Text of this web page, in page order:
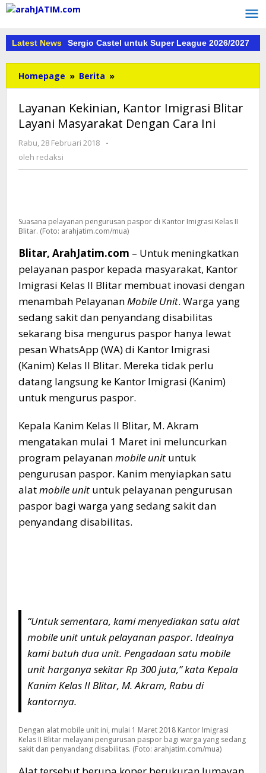
Lewati
konten
Latest News
Tangan Sergio Castel untuk Super League 2026/2027 Haru
Homepage » Berita »
Kekinian,
Imigrasi
Blitar
Layanan Kekinian, Kantor Imigrasi Blitar
Layani Masyarakat Dengan Cara Ini
Rabu, 28 Februari 2018
oleh
-
oleh redaksi
Suasana pelayanan pengurusan paspor di Kantor Imigrasi Kelas II
Blitar. (Foto: arahjatim.com/mua)
Blitar, ArahJatim.com – Untuk meningkatkan
pelayanan paspor kepada masyarakat, Kantor
Imigrasi Kelas II Blitar membuat inovasi dengan
menambah PelayananMobile Unit. Warga yang
sedang sakit dan penyandang disabilitas
sekarang bisa mengurus paspor hanya lewat
pesan WhatsApp (WA) di Kantor Imigrasi
(Kanim) Kelas II Blitar. Mereka tidak perlu
datang langsung ke Kantor Imigrasi (Kanim)
untuk mengurus paspor.
Kepala Kanim Kelas II Blitar, M. Akram
mengatakan mulai 1 Maret ini meluncurkan
program pelayananmobile unit untuk
pengurusan paspor. Kanim menyiapkan satu
alatmobile unit untuk pelayanan pengurusan
paspor bagi warga yang sedang sakit dan
penyandang disabilitas.
“Untuk sementara, kami menyediakan satu alat
mobile unit untuk pelayanan paspor. Idealnya
kami butuh dua unit. Pengadaan satumobile
unitharganya sekitar Rp 300 juta,” kata Kepala
Kanim Kelas II Blitar, M. Akram, Rabu di
kantornya.
Dengan alat mobile unit ini, mulai 1 Maret 2018 Kantor Imigrasi
Kelas II Blitar melayani pengurusan paspor bagi warga yang sedang
sakit dan penyandang disabilitas. (Foto: arahjatim.com/mua)